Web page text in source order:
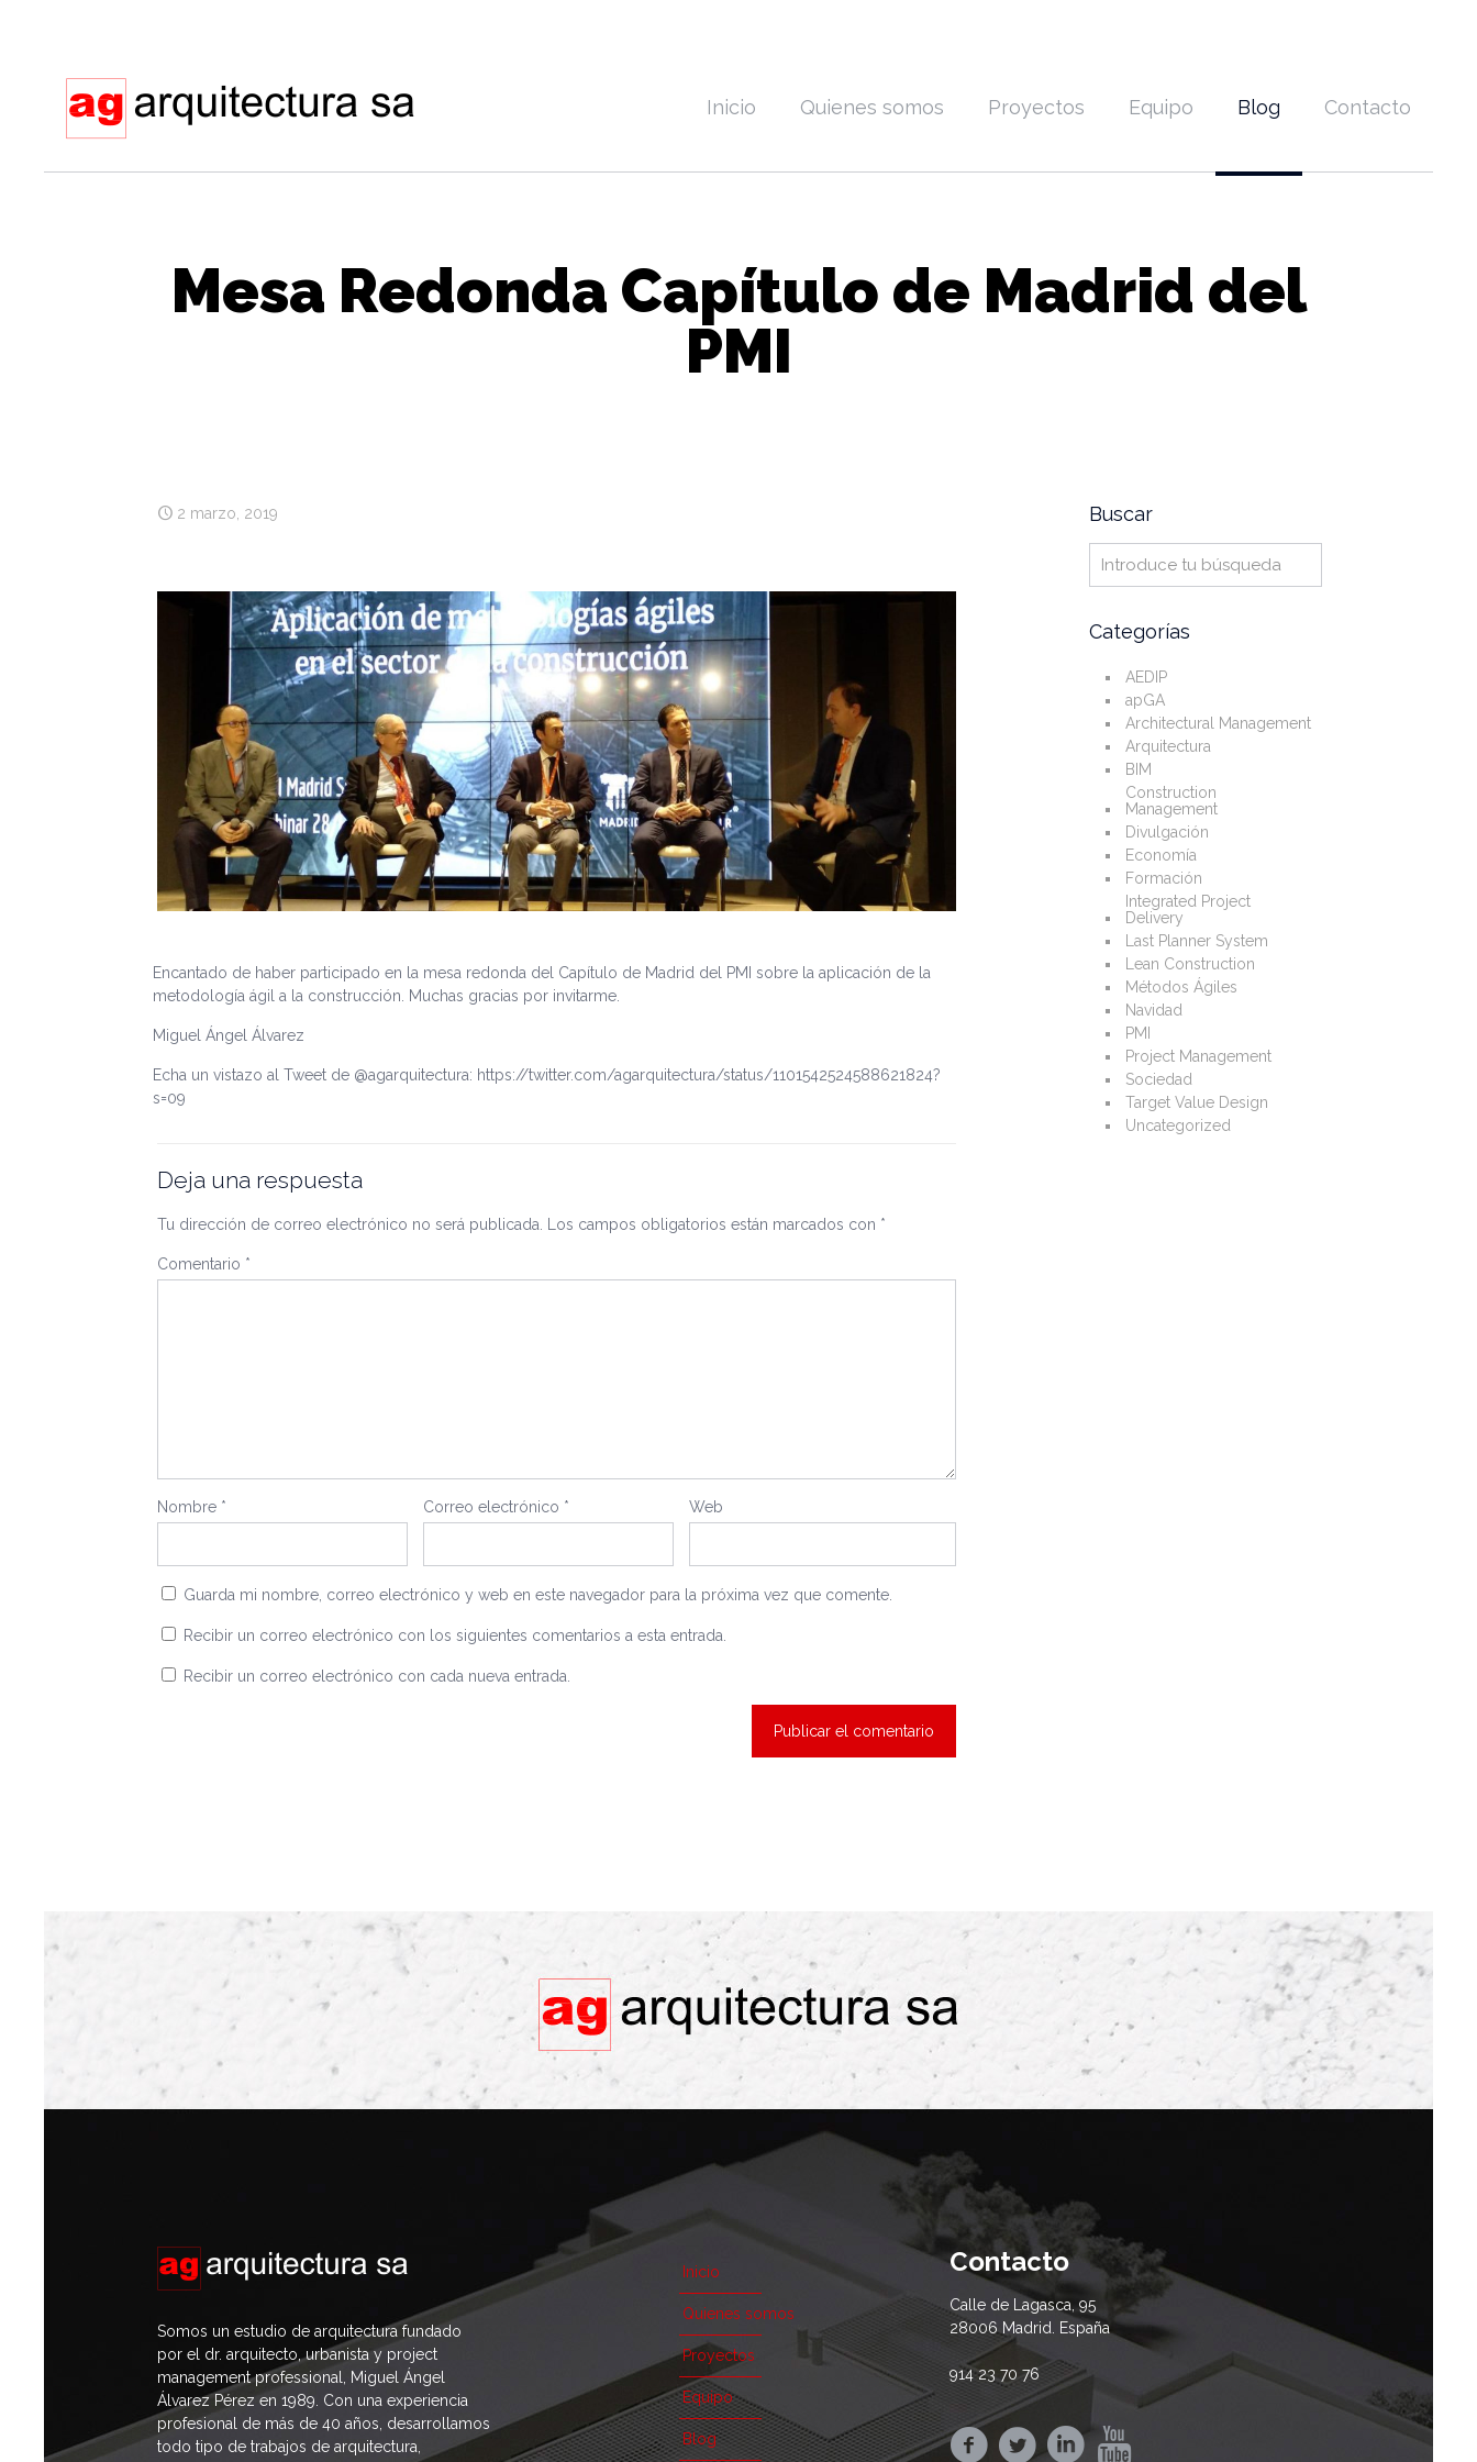
Inicio Quienes somos Proyectos Equipo Blog Contacto
Mesa Redonda Capítulo de Madrid del
PMI
2 marzo, 2019
Encantado de haber participado en la mesa redonda del Capítulo de Madrid del PMI sobre la aplicación de la
metodología ágil a la construcción. Muchas gracias por invitarme.
Miguel Ángel Álvarez
Echa un vistazo al Tweet de @agarquitectura: https://twitter.com/agarquitectura/status/1101542524588621824?
s=09
Deja una respuesta
Tu dirección de correo electrónico no será publicada. Los campos obligatorios están marcados con *
Comentario *
Nombre * Correo electrónico * Web
Guarda mi nombre, correo electrónico y web en este navegador para la próxima vez que comente.
Recibir un correo electrónico con los siguientes comentarios a esta entrada.
Recibir un correo electrónico con cada nueva entrada.
Buscar
Categorías
AEDIP
apGA
Architectural Management
Arquitectura
BIM
Construction
Management
Divulgación
Economía
Formación
Integrated Project
Delivery
Last Planner System
Lean Construction
Métodos Ágiles
Navidad
PMI
Project Management
Sociedad
Target Value Design
Uncategorized
Somos un estudio de arquitectura fundado
por el dr. arquitecto, urbanista y project
management professional, Miguel Ángel
Álvarez Pérez en 1989. Con una experiencia
profesional de más de 40 años, desarrollamos
todo tipo de trabajos de arquitectura,
Inicio
Quienes somos
Proyectos
Equipo
Blog
Contacto
Calle de Lagasca, 95
28006 Madrid. España
914 23 70 76